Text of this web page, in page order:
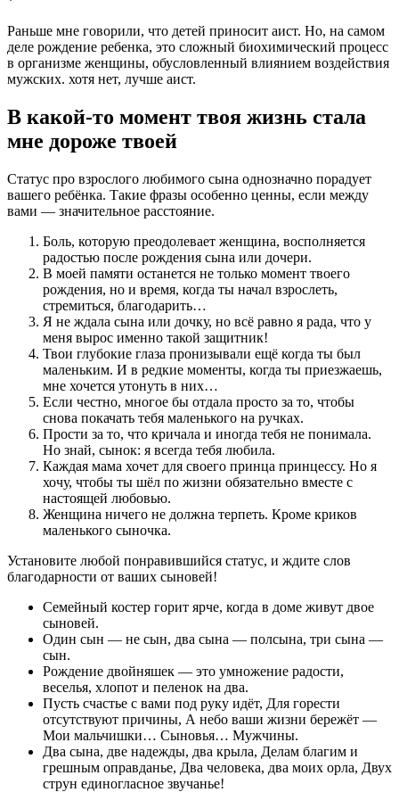
Раньше мне говорили, что детей приносит аист. Но, на самом
деле рождение ребенка, это сложный биохимический процесс
в организме женщины, обусловленный влиянием воздействия
мужских. хотя нет, лучше аист.
В какой-то момент твоя жизнь стала
мне дороже твоей
Статус про взрослого любимого сына однозначно порадует
вашего ребёнка. Такие фразы особенно ценны, если между
вами — значительное расстояние.
Боль, которую преодолевает женщина, восполняется
радостью после рождения сына или дочери.
В моей памяти останется не только момент твоего
рождения, но и время, когда ты начал взрослеть,
стремиться, благодарить…
Я не ждала сына или дочку, но всё равно я рада, что у
меня вырос именно такой защитник!
Твои глубокие глаза пронизывали ещё когда ты был
маленьким. И в редкие моменты, когда ты приезжаешь,
мне хочется утонуть в них…
Если честно, многое бы отдала просто за то, чтобы
снова покачать тебя маленького на ручках.
Прости за то, что кричала и иногда тебя не понимала.
Но знай, сынок: я всегда тебя любила.
Каждая мама хочет для своего принца принцессу. Но я
хочу, чтобы ты шёл по жизни обязательно вместе с
настоящей любовью.
Женщина ничего не должна терпеть. Кроме криков
маленького сыночка.
Установите любой понравившийся статус, и ждите слов
благодарности от ваших сыновей!
Семейный костер горит ярче, когда в доме живут двое
сыновей.
Один сын — не сын, два сына — полсына, три сына —
сын.
Рождение двойняшек — это умножение радости,
веселья, хлопот и пеленок на два.
Пусть счастье с вами под руку идёт, Для горести
отсутствуют причины, А небо ваши жизни бережёт —
Мои мальчишки… Сыновья… Мужчины.
Два сына, две надежды, два крыла, Делам благим и
грешным оправданье, Два человека, два моих орла, Двух
струн единогласное звучанье!